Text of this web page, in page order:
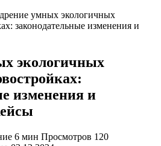
умных экологичных
законодательные изменения и
экологичных
изменения и
6 мин Просмотров 120